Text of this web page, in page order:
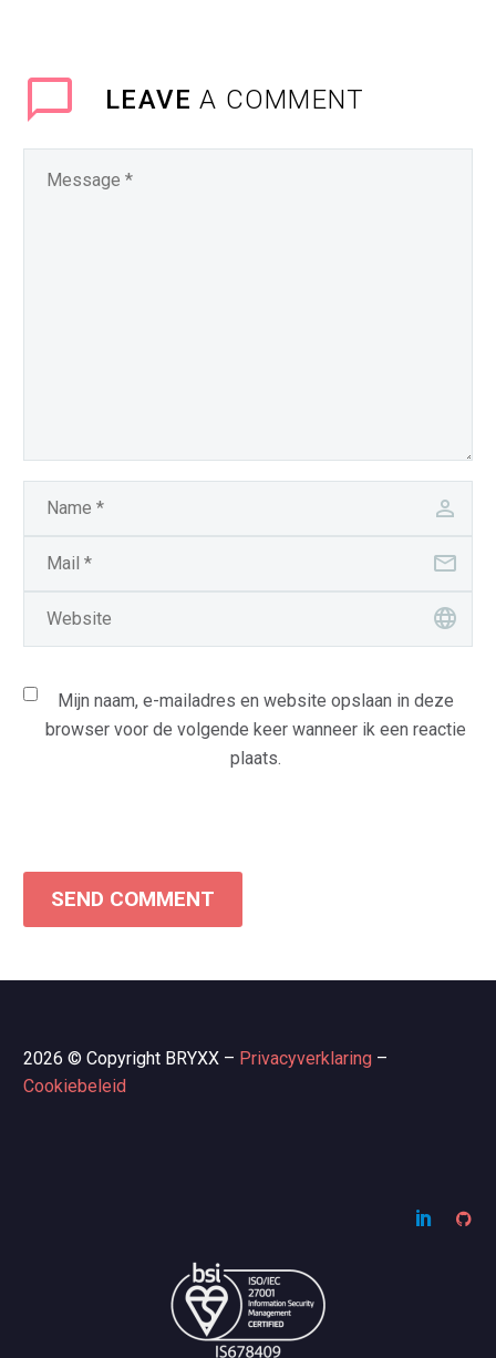
LEAVEA COMMENT
Mijn naam, e-mailadres en website opslaan in deze
browser voor de volgende keer wanneer ik een reactie
plaats.
SEND COMMENT
2026 © Copyright BRYXX – Privacyverklaring –
Cookiebeleid